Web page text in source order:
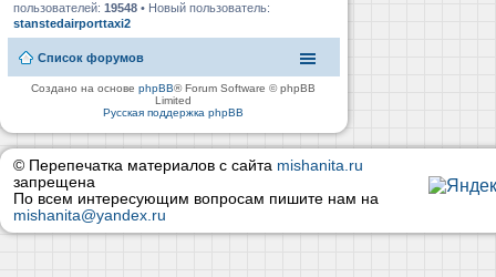
пользователей: 19548 • Новый пользователь:
stanstedairporttaxi2
Список форумов
Создано на основеphpBB® Forum Software © phpBB
Limited
Русская поддержка phpBB
© Перепечатка материалов с сайта mishanita.ru
запрещена
По всем интересующим вопросам пишите нам на
mishanita@yandex.ru